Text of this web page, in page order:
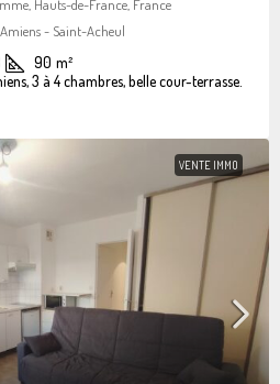
Hauts-de-France, France
- Saint-Acheul
90 m²
3 à 4 chambres, belle cour-terrasse.
VENTE IMMO